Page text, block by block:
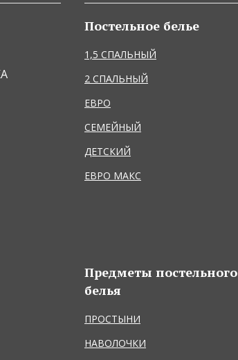
Постельное белье
1,5 СПАЛЬНЫЙ
2 СПАЛЬНЫЙ
ЕВРО
СЕМЕЙНЫЙ
ДЕТСКИЙ
ЕВРО МАКС
Предметы постельного
белья
ПРОСТЫНИ
НАВОЛОЧКИ